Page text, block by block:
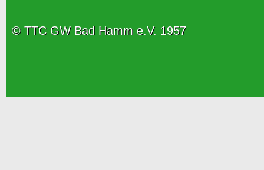
© TTC GW Bad Hamm e.V. 1957